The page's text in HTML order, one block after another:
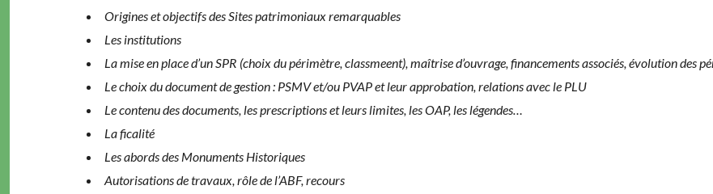
Origines et objectifs des Sites patrimoniaux remarquables
Les institutions
La mise en place d’un SPR (choix du périmètre, classmeent), maîtrise d’ouvrage, financements associés, évolution
Le choix du document de gestion : PSMV et/ou PVAP et leur approbation, relations avec le PLU
Le contenu des documents, les prescriptions et leurs limites, les OAP, les légendes…
La ficalité
Les abords des Monuments Historiques
Autorisations de travaux, rôle de l’ABF, recours